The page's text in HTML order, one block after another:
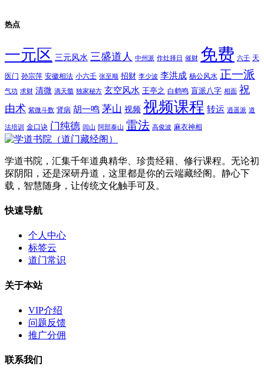
热点
一元区 三元风水 三盛道人 中州派 作灶择日 催财 免费 六壬 天
医门 孙宗萍 安徽相法 小六壬 张至顺 招财 李少波 李洪成 杨公风水 正一派
气功 求财 清微 滴天髓 独家秘方 玄空风水 王亭之 白鹤鸣 盲派八字 相面 祝
由术 紫微斗数 肾病 胡一鸣 茅山 视频 视频课程 转运 逍遥派 道
法培训 金口诀 门纯德 闾山 阿部泰山 雷法 高俊波 麻衣神相
学道书院，汇集千年道典精华、珍贵经籍、修行课程。无论初
探阴阳，还是深研丹道，这里都是你的云端藏经阁。静心下
载，智慧随身，让传统文化触手可及。
快速导航
个人中心
标签云
道门常识
关于本站
VIP介绍
问题反馈
推广分佣
联系我们